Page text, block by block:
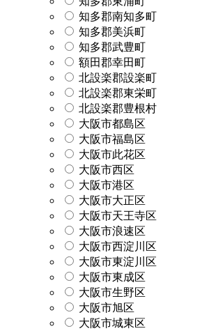
知多郡南知多町
知多郡美浜町
知多郡武豊町
額田郡幸田町
北設楽郡設楽町
北設楽郡東栄町
北設楽郡豊根村
大阪市都島区
大阪市福島区
大阪市此花区
大阪市西区
大阪市港区
大阪市大正区
大阪市天王寺区
大阪市浪速区
大阪市西淀川区
大阪市東淀川区
大阪市東成区
大阪市生野区
大阪市旭区
大阪市城東区